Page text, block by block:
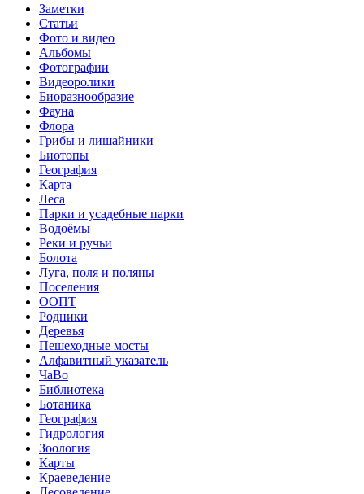
Заметки
Статьи
Фото и видео
Альбомы
Фотографии
Видеоролики
Биоразнообразие
Фауна
Флора
Грибы и лишайники
Биотопы
География
Карта
Леса
Парки и усадебные парки
Водоёмы
Реки и ручьи
Болота
Луга, поля и поляны
Поселения
ООПТ
Родники
Деревья
Пешеходные мосты
Алфавитный указатель
ЧаВо
Библиотека
Ботаника
География
Гидрология
Зоология
Карты
Краеведение